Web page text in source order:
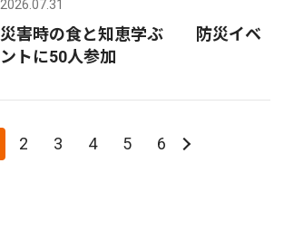
2026.07.31
災害時の食と知恵学ぶ 防災イベ
ントに50人参加
2 3 4 5 6